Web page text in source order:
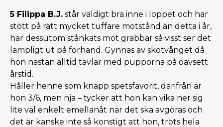
5 Filippa B.J. står väldigt bra inne i loppet och har
stött på rätt mycket tuffare motstånd än detta i år,
har dessutom stånkats mot grabbar så visst ser det
lämpligt ut på förhand. Gynnas av skotvånget då
hon nästan alltid tävlar med pupporna på oavsett
årstid.
Håller henne som knapp spetsfavorit, därifrån är
hon 3/6, men nja – tycker att hon kan vika ner sig
lite väl enkelt emellanåt när det ska avgöras och
det är kanske inte så konstigt att hon, trots hela